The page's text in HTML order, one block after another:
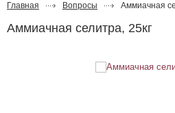
Главная Вопросы Аммиачная
Аммиачная селитра, 25кг